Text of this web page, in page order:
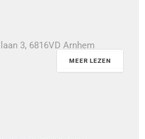
3, 6816VD Arnhem
MEER LEZEN